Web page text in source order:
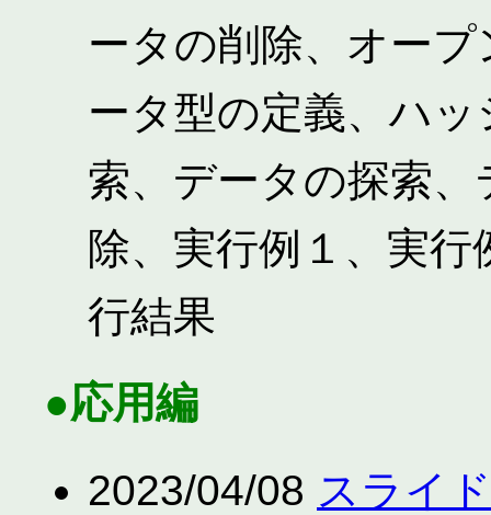
ータの削除、オー
ータ型の定義、ハ
索、データの探索
除、実行例１、実
行結果
●応用編
2023/04/08 スライ